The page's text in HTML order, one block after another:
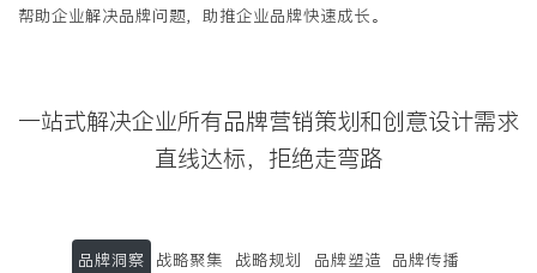
帮助企业解决品牌问题，助推企业品牌快速成长。
一站式解决企业所有品牌营销策划和创意设计需求
直线达标，拒绝走弯路
品牌洞察 战略聚集 战略规划 品牌塑造 品牌传播